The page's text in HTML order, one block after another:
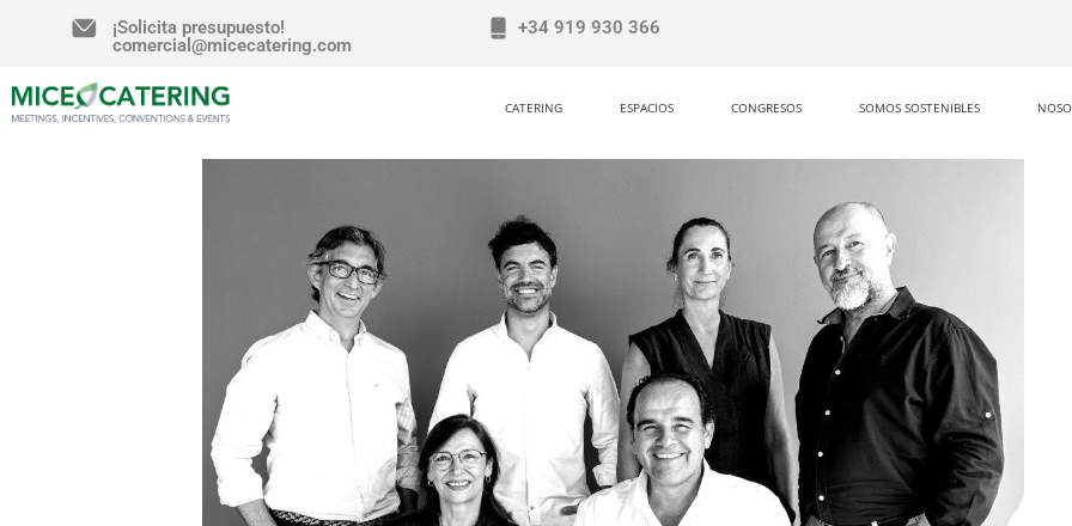
¡Solicita presupuesto!
comercial@micecatering.com
+34 919 930 366
CATERING ESPACIOS CONGRESOS SOMOS SOSTENIBLES